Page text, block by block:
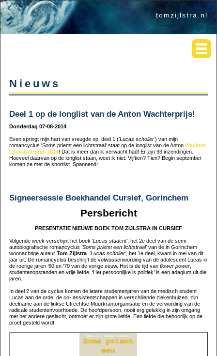
tomzijlstra.nl
Nieuws
Deel 1 op de longlist van de Anton Wachterprijs!
Donderdag 07-08-2014
Even springt mijn hart van vreugde op: deel 1 ('Lucas scholier') van mijn
romancyclus 'Soms priemt een lichtstraal' staat op de longlist van de Anton Wachter
Literatuurprijs 2014! Dat is meer dan ik verwacht had! Er zijn 93 inzendingen.
Hoeveel daarvan op de longlist staan, weet ik niet. Vijftien? Tien? Begin september
komen ze met de shortlist. Spannend!
Signeersessie Boekhandel Cursief, Gorinchem
Persbericht
PRESENTATIE NIEUWE BOEK TOM ZIJLSTRA IN CURSIEF
Volgende week verschijnt het boek 'Lucas student', het 2e deel van de semi-
autobiografische romancyclus 'Soms priemt een lichtstraal'van de in Gorinchem
woonachtige auteur Tom Zijlstra. 'Lucas scholier', het 1e deel, kwam in mei van dit
jaar uit. De romancyclus beschrijft de volwassenwording van de adolescent Lucas in
de roerige jaren ’60 en ’70 van de vorige eeuw. Het is de tijd van flower power,
studentenopstanden en vrije liefde. ‘Het persoonlijke is politiek’ is een adagium uit die
jaren.
In deel 2 van de cyclus komen de latere studentenjaren van de medisch student
Lucas aan de orde: de co- assistentschappen in verschillende ziekenhuizen, zijn
deelname aan de linkse Utrechtse Muurkrantorganisatie en de verwording van de
radicale studentenvoorhoede. De hoofdpersoon, nooit erg gelukkig in zijn omgang
met het andere geslacht, ontmoet er zijn grote liefde. Een liefde die behoorlijk op de
proef gesteld wordt.